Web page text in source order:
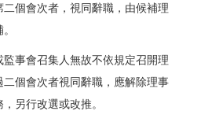
二個會次者，視同辭職，由候補理
事會召集人無故不依規定召開理
個會次者視同辭職，應解除理事
另行改選或改推。